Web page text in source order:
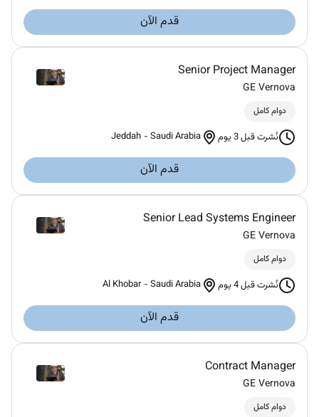
قدم الآن
Senior Project Manager
GE Vernova
دوام كامل
نُشرت قبل 3 يوم Jeddah -Saudi Arabia
قدم الآن
Senior Lead Systems Engineer
GE Vernova
دوام كامل
نُشرت قبل 4 يوم Al Khobar -Saudi Arabia
قدم الآن
Contract Manager
GE Vernova
دوام كامل